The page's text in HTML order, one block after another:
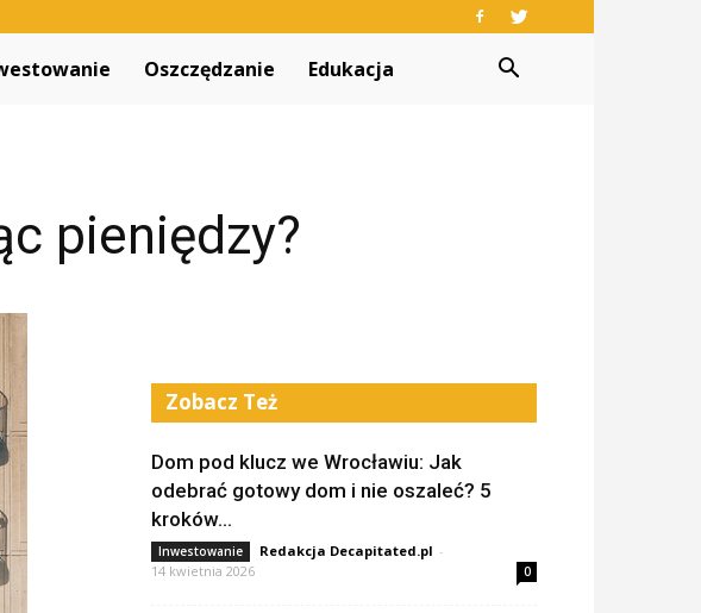
Oszczędzanie Edukacja
pieniędzy?
Zobacz Też
Dom pod klucz we Wrocławiu: Jak
odebrać gotowy dom i nie oszaleć? 5
kroków...
Inwestowanie Redakcja Decapitated.pl -
14 kwietnia 2026
0